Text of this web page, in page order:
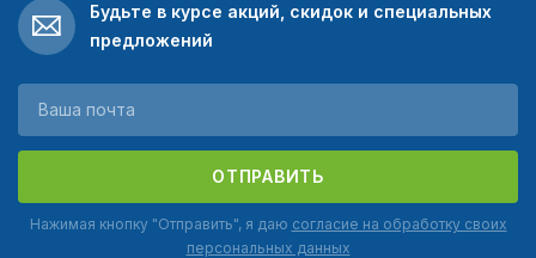
Будьте в курсе акций, скидок и специальных
предложений
ОТПРАВИТЬ
Нажимая кнопку "Отправить", я даю согласие на обработку своих
персональных данных